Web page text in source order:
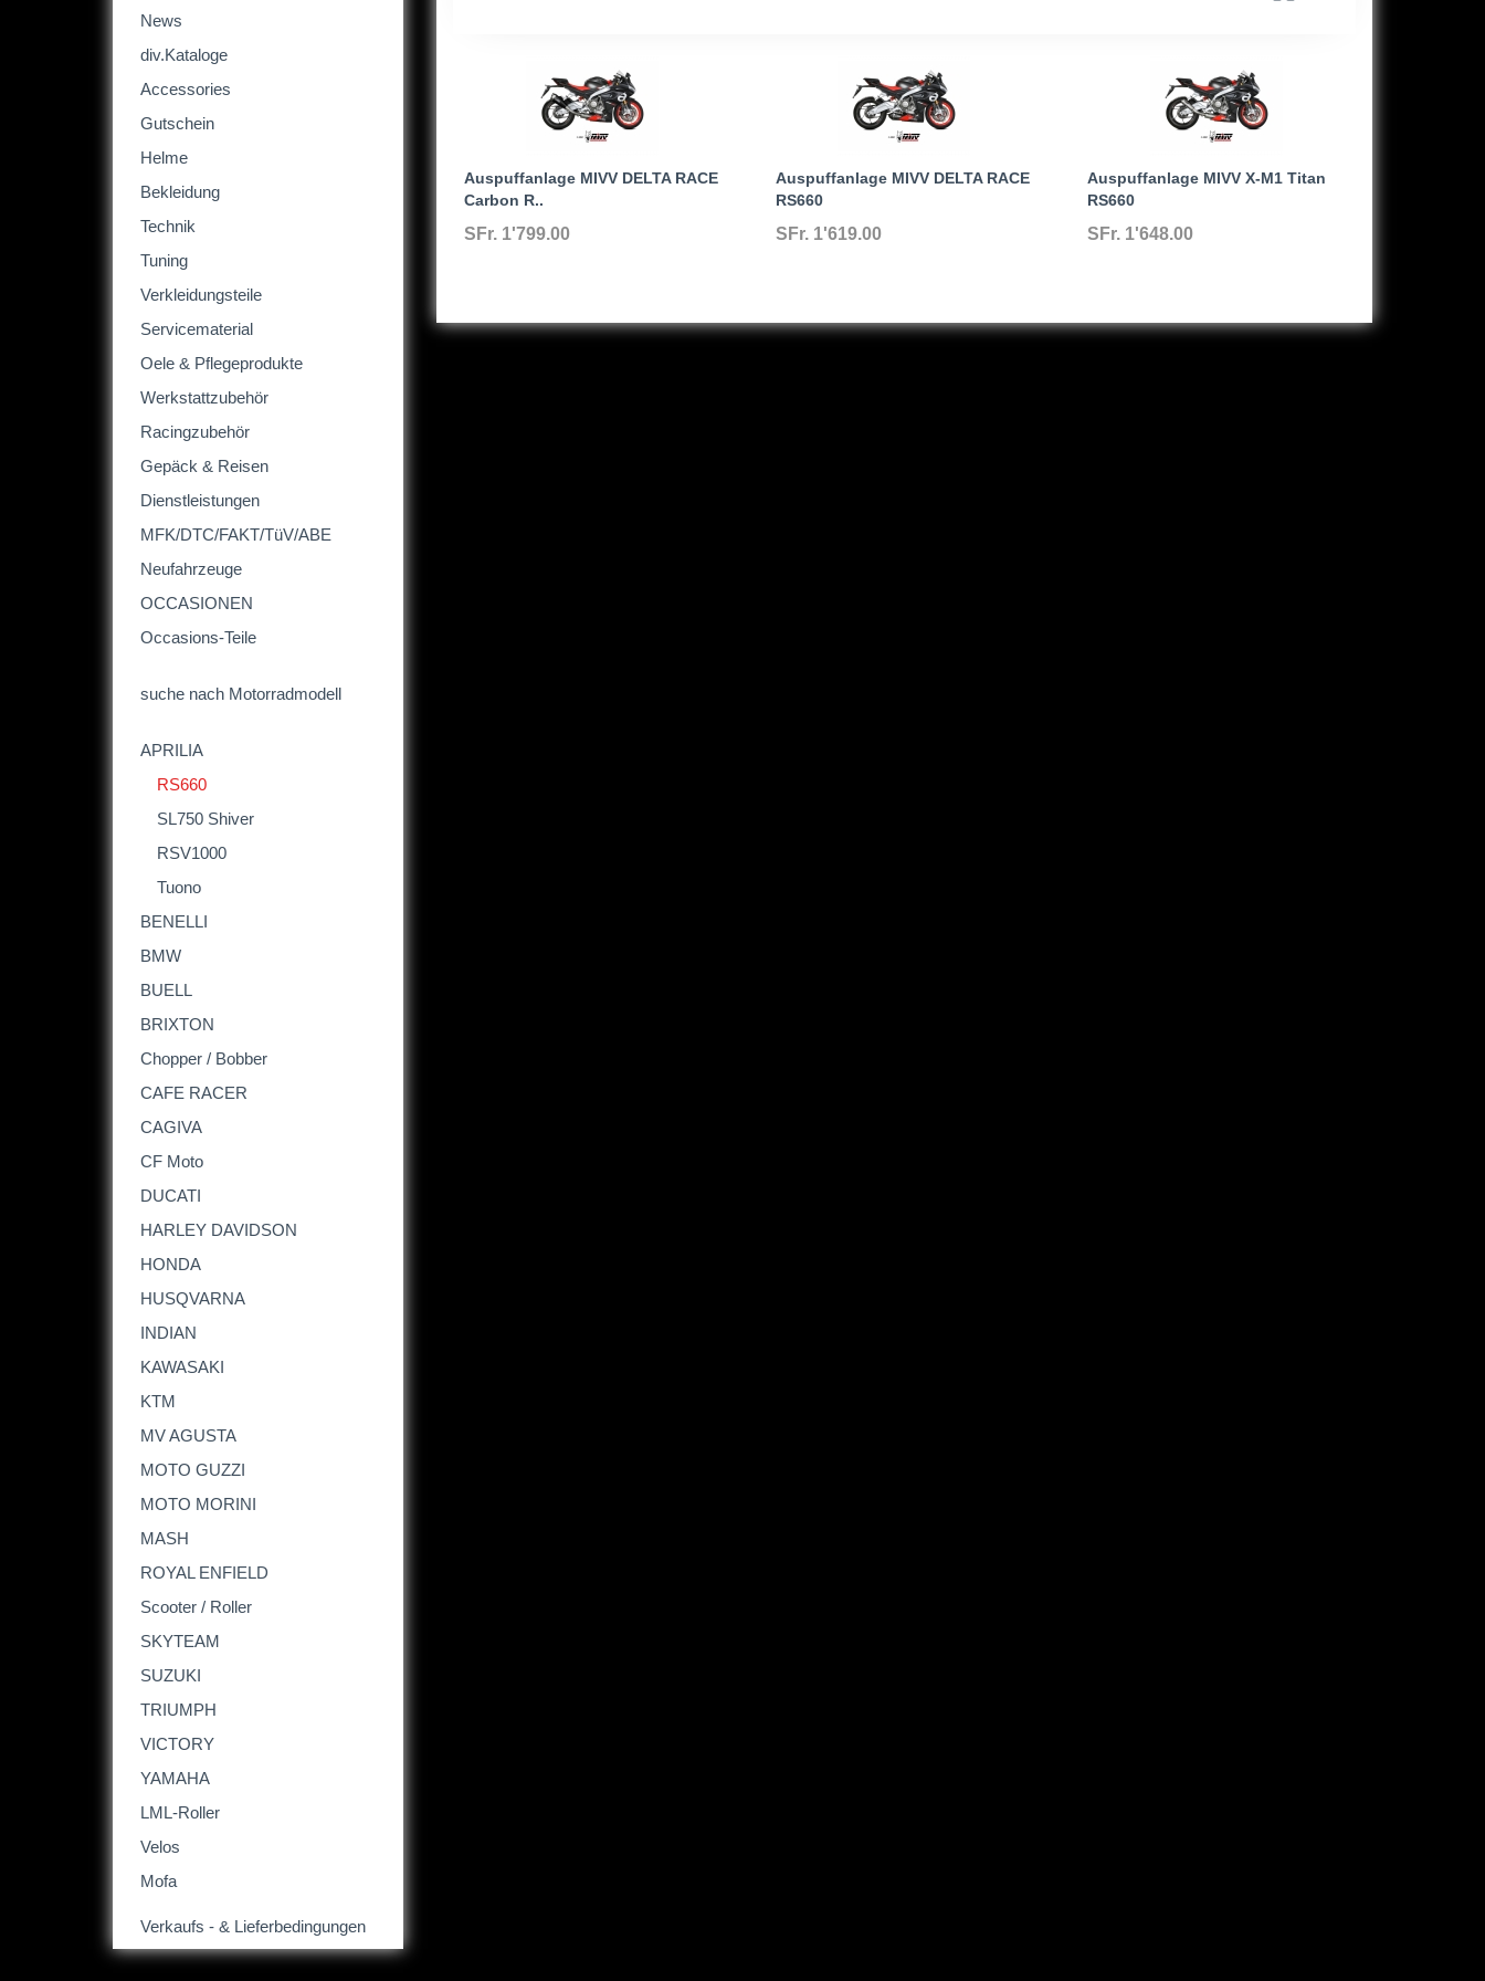
Auspuffanlage MIVV DELTA RACE
Carbon R..
SFr. 1'799.00
Auspuffanlage MIVV DELTA RACE
RS660
SFr. 1'619.00
Auspuffanlage MIVV X-M1 Titan
RS660
SFr. 1'648.00
News
div.Kataloge
Accessories
Gutschein
Helme
Bekleidung
Technik
Tuning
Verkleidungsteile
Servicematerial
Oele & Pflegeprodukte
Werkstattzubehör
Racingzubehör
Gepäck & Reisen
Dienstleistungen
MFK/DTC/FAKT/TüV/ABE
Neufahrzeuge
OCCASIONEN
Occasions-Teile
suche nach Motorradmodell
APRILIA
RS660
SL750 Shiver
RSV1000
Tuono
BENELLI
BMW
BUELL
BRIXTON
Chopper / Bobber
CAFE RACER
CAGIVA
CF Moto
DUCATI
HARLEY DAVIDSON
HONDA
HUSQVARNA
INDIAN
KAWASAKI
KTM
MV AGUSTA
MOTO GUZZI
MOTO MORINI
MASH
ROYAL ENFIELD
Scooter / Roller
SKYTEAM
SUZUKI
TRIUMPH
VICTORY
YAMAHA
LML-Roller
Velos
Mofa
Verkaufs - & Lieferbedingungen